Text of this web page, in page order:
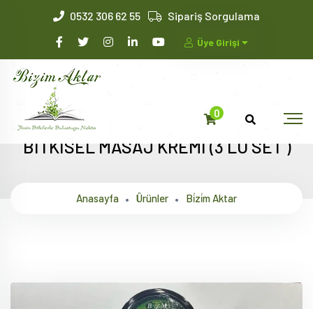
0532 306 62 55 Sipariş Sorgulama
Üye Girişi
0
BİTKİSEL MASAJ KREMİ (3 LÜ SET )
Anasayfa Ürünler Bi̇zi̇m Aktar